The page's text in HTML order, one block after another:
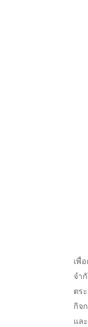
เพื่
จำ
ตร
กิจ
แล